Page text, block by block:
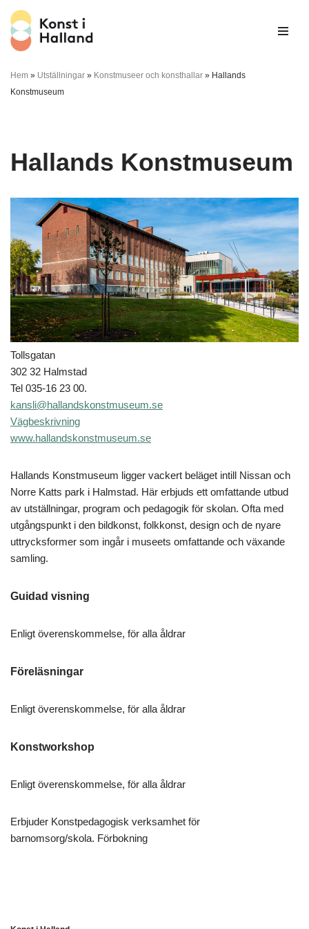
Hoppa
till
innehåll
Hem » Utställningar » Konstmuseer och konsthallar » Hallands
Konstmuseum
Hallands Konstmuseum
Tollsgatan
302 32 Halmstad
Tel 035-16 23 00.
kansli@hallandskonstmuseum.se
Vägbeskrivning
www.hallandskonstmuseum.se
Hallands Konstmuseum ligger vackert beläget intill Nissan och
Norre Katts park i Halmstad. Här erbjuds ett omfattande utbud
av utställningar, program och pedagogik för skolan. Ofta med
utgångspunkt i den bildkonst, folkkonst, design och de nyare
uttrycksformer som ingår i museets omfattande och växande
samling.
Guidad visning
Enligt överenskommelse, för alla åldrar
Föreläsningar
Enligt överenskommelse, för alla åldrar
Konstworkshop
Enligt överenskommelse, för alla åldrar
Erbjuder Konstpedagogisk verksamhet för
barnomsorg/skola. Förbokning